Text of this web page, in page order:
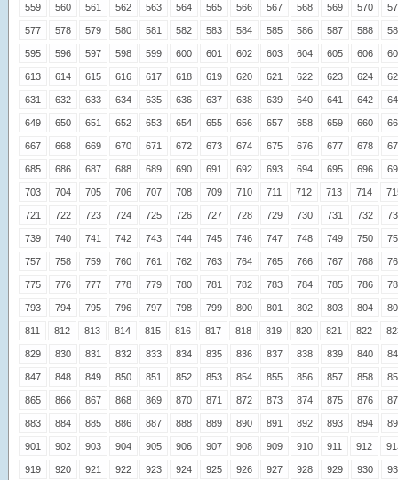
559 560 561 562 563 564 565 566 567 568 569 570
577 578 579 580 581 582 583 584 585 586 587 588
595 596 597 598 599 600 601 602 603 604 605 606
613 614 615 616 617 618 619 620 621 622 623 624
631 632 633 634 635 636 637 638 639 640 641 642
649 650 651 652 653 654 655 656 657 658 659 660
667 668 669 670 671 672 673 674 675 676 677 678
685 686 687 688 689 690 691 692 693 694 695 696
703 704 705 706 707 708 709 710 711 712 713 714
721 722 723 724 725 726 727 728 729 730 731 732
739 740 741 742 743 744 745 746 747 748 749 750
757 758 759 760 761 762 763 764 765 766 767 768
775 776 777 778 779 780 781 782 783 784 785 786
793 794 795 796 797 798 799 800 801 802 803 804
811 812 813 814 815 816 817 818 819 820 821 822
829 830 831 832 833 834 835 836 837 838 839 840
847 848 849 850 851 852 853 854 855 856 857 858
865 866 867 868 869 870 871 872 873 874 875 876
883 884 885 886 887 888 889 890 891 892 893 894
901 902 903 904 905 906 907 908 909 910 911 912
919 920 921 922 923 924 925 926 927 928 929 930